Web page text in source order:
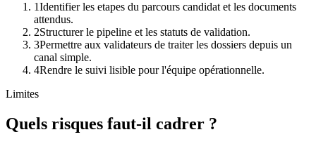
1Identifier les etapes du parcours candidat et les documents
attendus.
2Structurer le pipeline et les statuts de validation.
3Permettre aux validateurs de traiter les dossiers depuis un
canal simple.
4Rendre le suivi lisible pour l'équipe opérationnelle.
Limites
Quels risques faut-il cadrer ?